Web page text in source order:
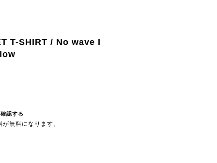
T-SHIRT / No wave I
認する
無料になります。